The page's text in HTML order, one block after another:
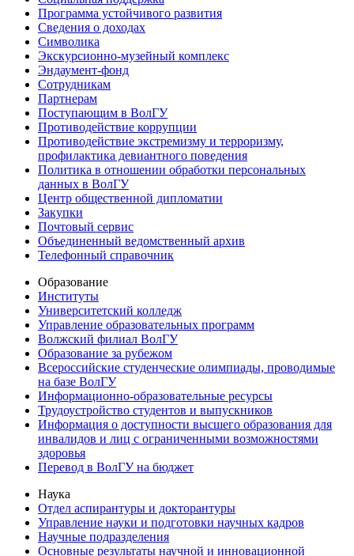
Программа устойчивого развития
Сведения о доходах
Символика
Экскурсионно-музейный комплекс
Эндаумент-фонд
Сотрудникам
Партнерам
Поступающим в ВолГУ
Противодействие коррупции
Противодействие экстремизму и терроризму,
профилактика девиантного поведения
Политика в отношении обработки персональных
данных в ВолГУ
Центр общественной дипломатии
Закупки
Почтовый сервис
Объединенный ведомственный архив
Телефонный справочник
Образование
Институты
Университетский колледж
Управление образовательных программ
Волжский филиал ВолГУ
Образование за рубежом
Всероссийские студенческие олимпиады, проводимые
на базе ВолГУ
Информационно-образовательные ресурсы
Трудоустройство студентов и выпускников
Информация о доступности высшего образования для
инвалидов и лиц с ограниченными возможностями
здоровья
Перевод в ВолГУ на бюджет
Наука
Отдел аспирантуры и докторантуры
Управление науки и подготовки научных кадров
Научные подразделения
Основные результаты научной и инновационной